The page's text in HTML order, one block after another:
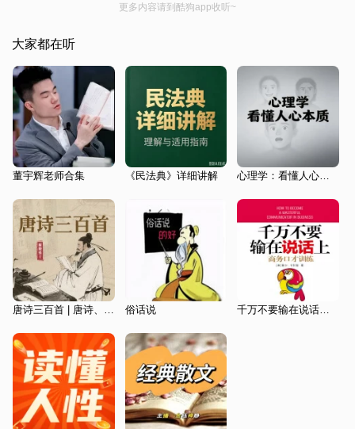
更多内容请到酷狗app收听~
大家都在听
董宇辉老师合集 《民法典》详细讲解 心理学：看懂人心本质
俗话说 千万不要输在说话上：商务口才训练